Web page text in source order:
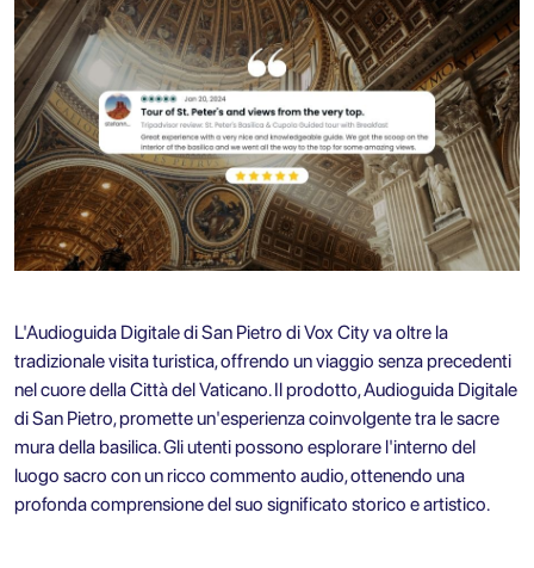
L'Audioguida Digitale di San Pietro di Vox City va oltre la
tradizionale visita turistica, offrendo un viaggio senza precedenti
nel cuore della Città del Vaticano. Il prodotto,Audioguida Digitale
di San Pietro, promette un'esperienza coinvolgente tra le sacre
mura della basilica. Gli utenti possono esplorare l'interno del
luogo sacro con un ricco commento audio, ottenendo una
profonda comprensione del suo significato storico e artistico.